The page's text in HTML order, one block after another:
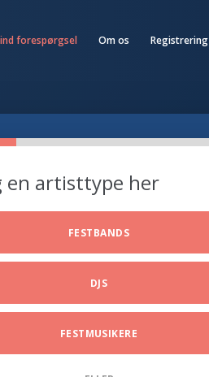
forespørgsel Om os Registrering
en artisttype her
FESTBANDS
DJS
FESTMUSIKERE